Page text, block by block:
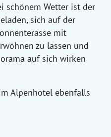
schönem Wetter ist der
sich auf der
mit
zu lassen und
auf sich wirken
Alpenhotel ebenfalls